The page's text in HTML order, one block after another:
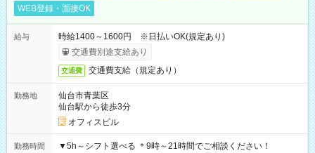
WEB登録・面接OK
給与
時給1400～1600円 ※日払いOK(規定あり)
交通費別途支給あり
交通費 交通費支給（規定あり）
勤務地
仙台市青葉区
仙台駅から徒歩3分
オフィスビル
勤務時間 ▼5h～シフト選べる ＊9時～21時間でご相談ください！